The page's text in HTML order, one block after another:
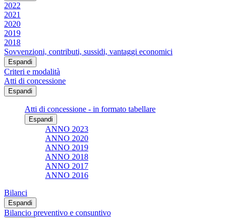
2022
2021
2020
2019
2018
Sovvenzioni, contributi, sussidi, vantaggi economici
Espandi
Criteri e modalità
Atti di concessione
Espandi
Atti di concessione - in formato tabellare
Espandi
ANNO 2023
ANNO 2020
ANNO 2019
ANNO 2018
ANNO 2017
ANNO 2016
Bilanci
Espandi
Bilancio preventivo e consuntivo